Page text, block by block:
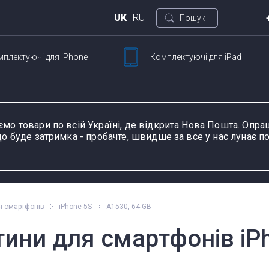
товари по всій Україні, де відкрита Нова Пошта.
затримка - пробачте, швидше за все у нас лунає
UK RU Пошук
блоки живлення для
ноутбука
для iPhone
для смартфонів
Комплектуючі для iPad
планшетів
зарядки планшетів
пристрою, модель або серію
смартфонів iPhone 5S A1530, 64 GB
для смартфонів